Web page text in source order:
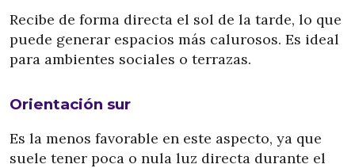
Recibe de forma directa el sol de la tarde, lo que
puede generar espacios más calurosos. Es ideal
para ambientes sociales o terrazas.
Orientación sur
Es la menos favorable en este aspecto, ya que
suele tener poca o nula luz directa durante el